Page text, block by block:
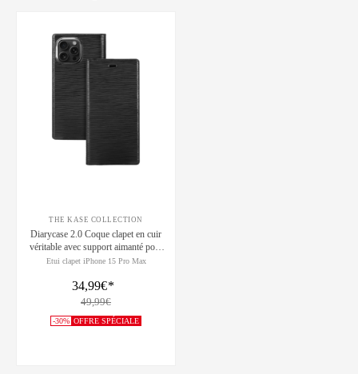
THE KASE COLLECTION
Diarycase 2.0 Coque clapet en cuir
véritable avec support aimanté pour
Apple iPhone 15 Pro Max, Noir
Etui clapet iPhone 15 Pro Max
34,99€*
49,99€
-30% OFFRE SPÉCIALE